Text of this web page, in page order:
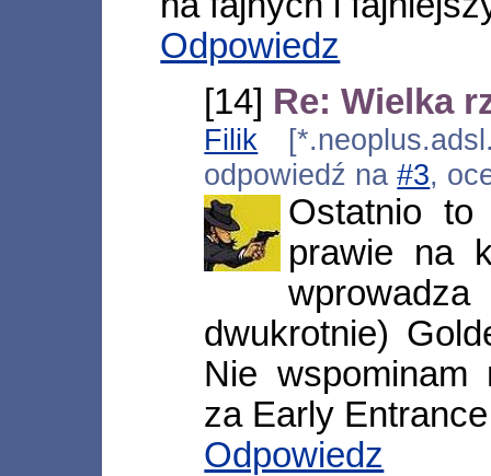
Odpowiedz
[14] Re: Wielka
Filik
odpowiedź na#3,
Ostatnio to
prawie na
dwukrotnie)
Nie wspominam
za Early
Odpowiedz